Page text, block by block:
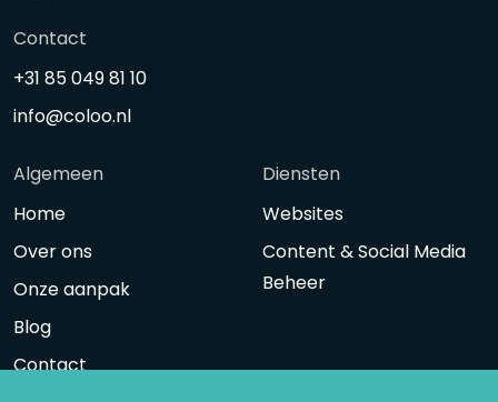
Contact
+31 85 049 81 10
info@coloo.nl
Algemeen
Home
Over ons
Onze aanpak
Blog
Contact
Diensten
Websites
Content & Social Media
Beheer